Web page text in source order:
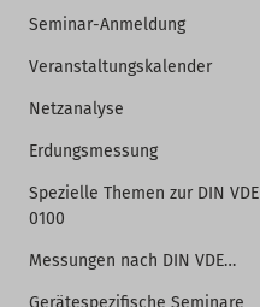
Seminar-Anmeldung
Veranstaltungskalender
Netzanalyse
Erdungsmessung
Spezielle Themen zur DIN VDE
0100
Messungen nach DIN VDE…
Gerätespezifische Seminare